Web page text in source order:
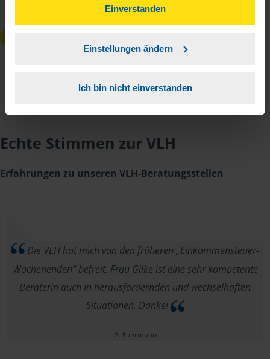
können Sie der Verwendung von Cookies, gemäß
unserer➔ Datenschutzrichtliniezustimmen.
Einverstanden
Einstellungen ändern
Ich bin nicht einverstanden
Kenntnis genommen.*
Echte Stimmen zur VLH
Erfahrungen zu unseren VLH-Beratungsstellen
Die VLH hat mich von den früheren „Einkommensteuer-
Wochenenden“ befreit. Frau Gilke ist eine sehr kompetente
Beraterin auch in herausfordernden und wechselhaften
Situationen. Danke!
A. Fuhrmann